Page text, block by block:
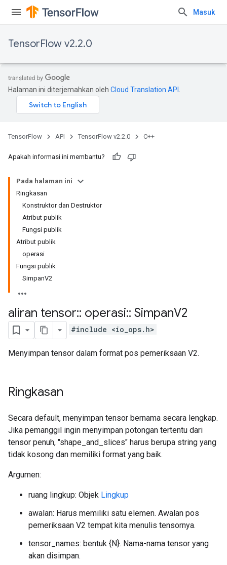
Masuk
TensorFlow v2.2.0
Halaman ini diterjemahkan oleh Cloud Translation API
TensorFlow API TensorFlow v2.2.0 C++
Apakah informasi ini membantu?
Pada halaman ini
Ringkasan
Konstruktor dan Destruktor
Atribut publik
Fungsi publik
Atribut publik
operasi
Fungsi publik
SimpanV2
aliran tensor:: operasi:: SimpanV2
#include <io_ops.h>
Menyimpan tensor dalam format pos pemeriksaan V2.
Ringkasan
Secara default, menyimpan tensor bernama secara lengkap.
Jika pemanggil ingin menyimpan potongan tertentu dari
tensor penuh, "shape_and_slices" harus berupa string yang
tidak kosong dan memiliki format yang baik.
Argumen:
ruang lingkup: Objek Lingkup
awalan: Harus memiliki satu elemen. Awalan pos
pemeriksaan V2 tempat kita menulis tensornya.
tensor_names: bentuk {N}. Nama-nama tensor yang
akan disimpan.